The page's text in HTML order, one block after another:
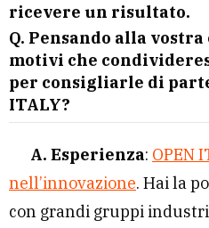
ricevere un risultato.
Q. Pensando alla
motivi che
per consigliarle di
ITALY?
A. Esperienza: OPEN
nell’innovazione. Hai la
con grandi gruppi